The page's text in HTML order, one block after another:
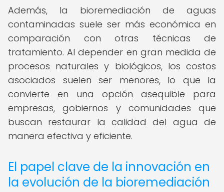
Además, la bioremediación de aguas
contaminadas suele ser más económica en
comparación con otras técnicas de
tratamiento. Al depender en gran medida de
procesos naturales y biológicos, los costos
asociados suelen ser menores, lo que la
convierte en una opción asequible para
empresas, gobiernos y comunidades que
buscan restaurar la calidad del agua de
manera efectiva y eficiente.
El papel clave de la innovación en
la evolución de la bioremediación